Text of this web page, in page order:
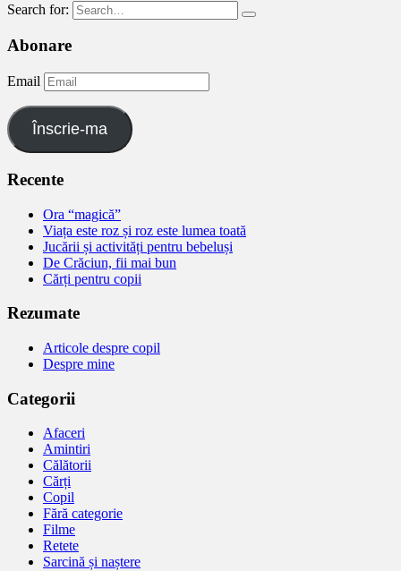
Search for:
Abonare
Email
Înscrie-ma
Recente
Ora “magică”
Viața este roz și roz este lumea toată
Jucării și activități pentru bebeluși
De Crăciun, fii mai bun
Cărți pentru copii
Rezumate
Articole despre copil
Despre mine
Categorii
Afaceri
Amintiri
Călătorii
Cărți
Copil
Fără categorie
Filme
Retete
Sarcină și naștere